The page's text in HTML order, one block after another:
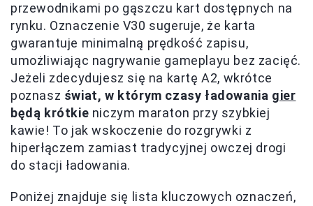
przewodnikami po gąszczu kart dostępnych na
rynku. Oznaczenie V30 sugeruje, że karta
gwarantuje minimalną prędkość zapisu,
umożliwiając nagrywanie gameplayu bez zacięć.
Jeżeli zdecydujesz się na kartę A2, wkrótce
poznasz świat, w którym czasy ładowania gier
będą krótkie niczym maraton przy szybkiej
kawie! To jak wskoczenie do rozgrywki z
hiperłączem zamiast tradycyjnej owczej drogi
do stacji ładowania.
Poniżej znajduje się lista kluczowych oznaczeń,